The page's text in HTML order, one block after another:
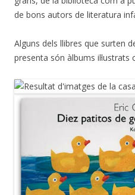
de bons autors de literatura
Alguns dels llibres que surten
presenta són àlbums il·lustrats